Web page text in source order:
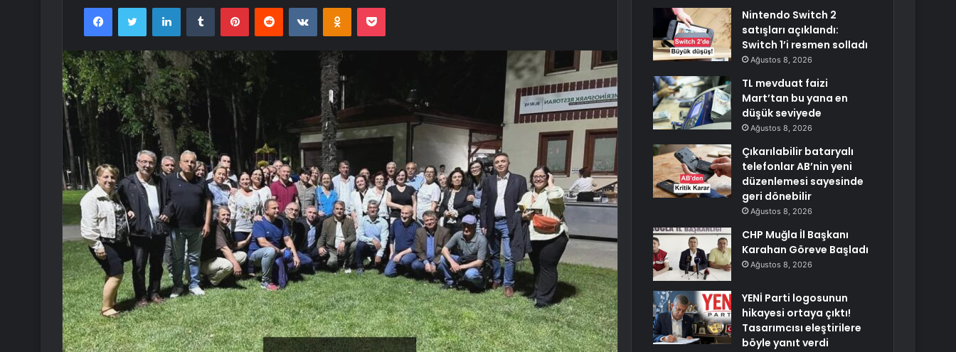
FacebookTwitter LinkedInTumblr PinterestReddit VKontakteOdnoklassniki
Pocket
Nintendo Switch 2
satışları açıklandı:
Switch 1’i resmen solladı
Ağustos 8, 2026
TL mevduat faizi
Mart’tan bu yana en
düşük seviyede
Ağustos 8, 2026
Çıkarılabilir bataryalı
telefonlar AB’nin yeni
düzenlemesi sayesinde
geri dönebilir
Ağustos 8, 2026
CHP Muğla İl Başkanı
Karahan Göreve Başladı
Ağustos 8, 2026
YENİ Parti logosunun
hikayesi ortaya çıktı!
Tasarımcısı eleştirilere
böyle yanıt verdi